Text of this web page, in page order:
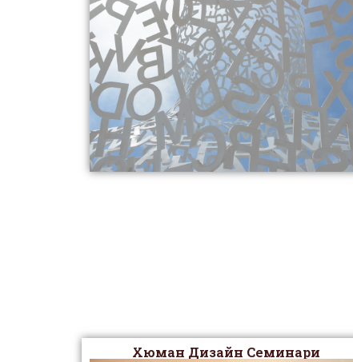
Хюман Дизайн Семинари